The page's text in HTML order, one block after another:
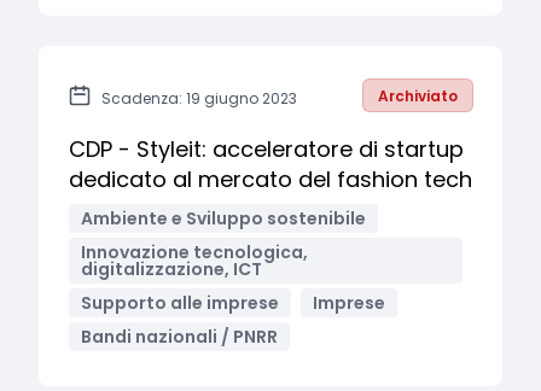
Scadenza: 19 giugno 2023 Archiviato
CDP - Styleit: acceleratore di startup
dedicato al mercato del fashion tech
Ambiente e Sviluppo sostenibile
Innovazione tecnologica,
digitalizzazione, ICT
Supporto alle imprese
Imprese
Bandi nazionali / PNRR